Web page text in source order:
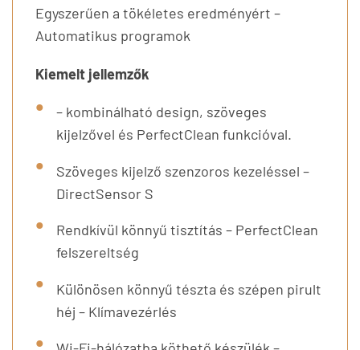
Egyszerűen a tökéletes eredményért –
Automatikus programok
Kiemelt jellemzők
– kombinálható design, szöveges
kijelzővel és PerfectClean funkcióval.
Szöveges kijelző szenzoros kezeléssel –
DirectSensor S
Rendkívül könnyű tisztítás – PerfectClean
felszereltség
Különösen könnyű tészta és szépen pirult
héj – Klímavezérlés